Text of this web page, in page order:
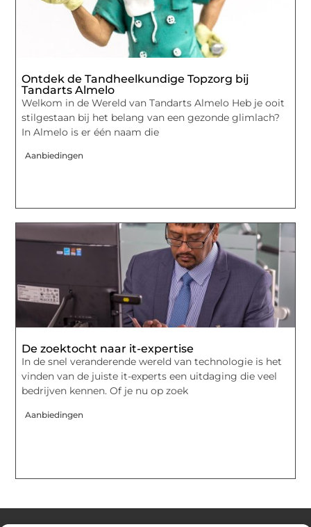
Ontdek de Tandheelkundige Topzorg bij
Tandarts Almelo
Welkom in de Wereld van Tandarts Almelo Heb je ooit
stilgestaan bij het belang van een gezonde glimlach?
In Almelo is er één naam die
Aanbiedingen
De zoektocht naar it-expertise
In de snel veranderende wereld van technologie is het
vinden van de juiste it-experts een uitdaging die veel
bedrijven kennen. Of je nu op zoek
Aanbiedingen